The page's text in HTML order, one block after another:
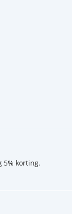
5% korting.